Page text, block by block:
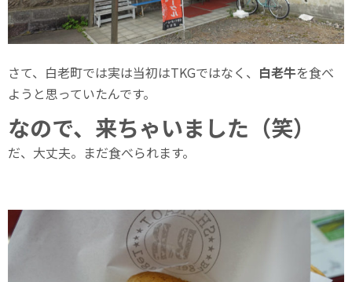
さて、白老町では実は当初はTKGではなく、 白老牛を食べ
ようと思っていたんです。
なので、来ちゃいました（笑）
だ、大丈夫。まだ食べられます。